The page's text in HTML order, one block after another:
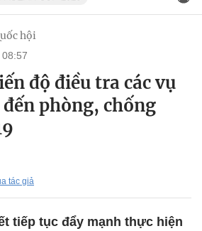
hội
độ điều tra các vụ
phòng, chống
tác giả
tiếp tục đẩy mạnh thực hiện